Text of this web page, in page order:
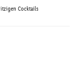
Cocktails